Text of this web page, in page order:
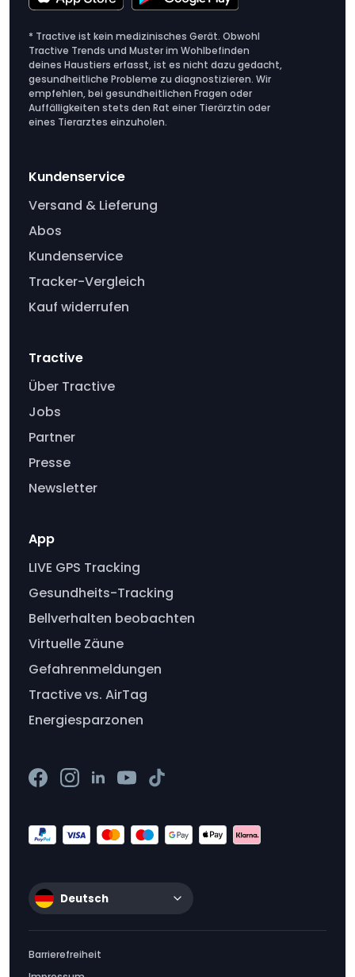
* Tractive ist kein medizinisches Gerät. Obwohl
Tractive Trends und Muster im Wohlbefinden
deines Haustiers erfasst, ist es nicht dazu gedacht,
gesundheitliche Probleme zu diagnostizieren. Wir
empfehlen, bei gesundheitlichen Fragen oder
Auffälligkeiten stets den Rat einer Tierärztin oder
eines Tierarztes einzuholen.
Kundenservice
Versand & Lieferung
Abos
Kundenservice
Tracker-Vergleich
Kauf widerrufen
Tractive
Über Tractive
Jobs
Partner
Presse
Newsletter
App
LIVE GPS Tracking
Gesundheits-Tracking
Bellverhalten beobachten
Virtuelle Zäune
Gefahrenmeldungen
Tractive vs. AirTag
Energiesparzonen
Deutsch
Barrierefreiheit